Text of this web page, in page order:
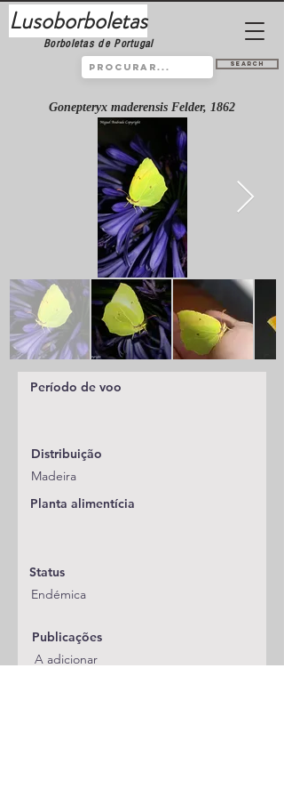
Lusoborboletas
Borboletas de Portugal
Search
Gonepteryx maderensis Felder, 1862
Período de voo
Distribuição
Madeira
Planta alimentícia
Status
Endémica
Publicações
A adicionar